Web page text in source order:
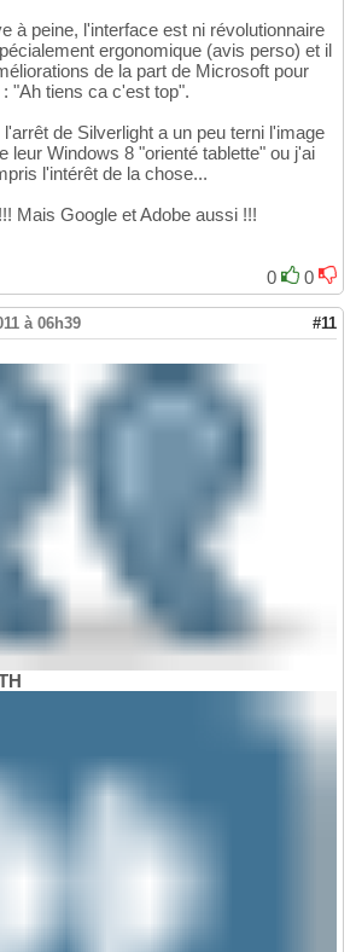
à peine, l'interface est ni révolutionnaire
ergonomique (avis perso) et il
de la part de Microsoft pour
"Ah tiens ca c'est top".
de Silverlight a un peu terni l'image
leur Windows 8 "orienté tablette" ou j'ai
l'intérêt de la chose...
Mais Google et Adobe aussi !!!
0
0
à 06h39 #11